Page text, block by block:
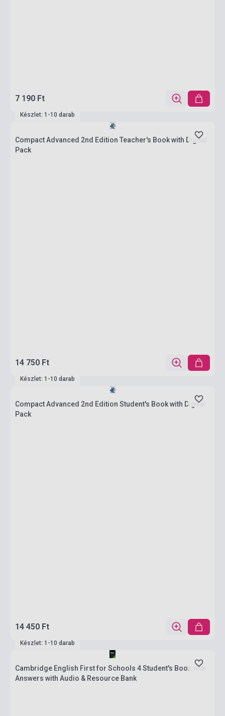
7 190 Ft
Készlet: 1-10 darab
Compact Advanced 2nd Edition Teacher's Book with Digital
Pack
14 750 Ft
Készlet: 1-10 darab
Compact Advanced 2nd Edition Student's Book with Digital
Pack
14 450 Ft
Készlet: 1-10 darab
Cambridge English First for Schools 4 Student's Book with
Answers with Audio & Resource Bank